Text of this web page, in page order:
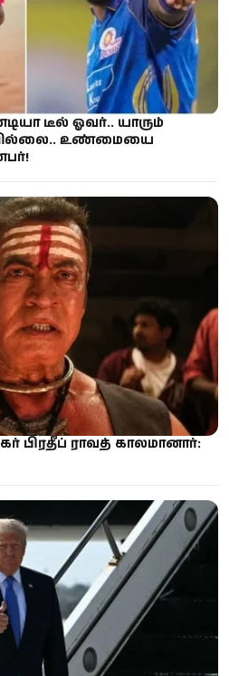
டீல் ஓவர்.. யாரும்
உண்மையை
பிரதீப் ராவத் காலமானார்: